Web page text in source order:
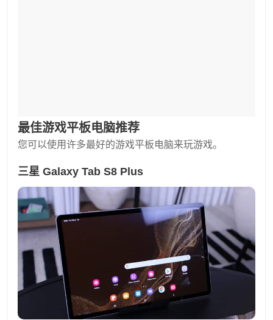
最佳游戏平板电脑推荐
您可以使用许多最好的游戏平板电脑来玩游戏。
三星 Galaxy Tab S8 Plus